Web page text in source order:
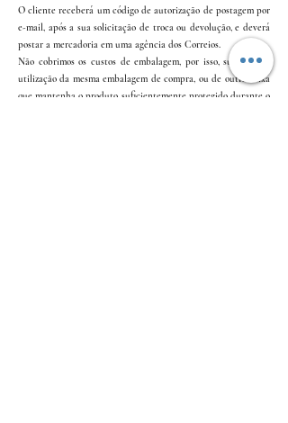
O cliente receberá um código de autorização de postagem por
e-mail, após a sua solicitação de troca ou devolução, e deverá
postar a mercadoria em uma agência dos Correios.
Não cobrimos os custos de embalagem, por isso, sugere-se a
utilização da mesma embalagem de compra, ou de outra caixa
que mantenha o produto suficientemente protegido durante o